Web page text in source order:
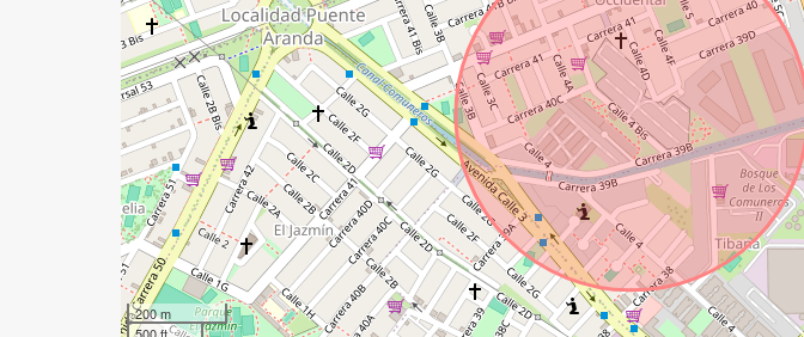
200 m
500 ft